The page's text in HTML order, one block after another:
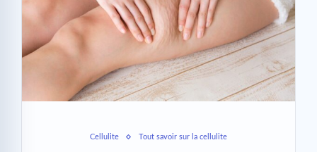
Cellulite Tout savoir sur la cellulite